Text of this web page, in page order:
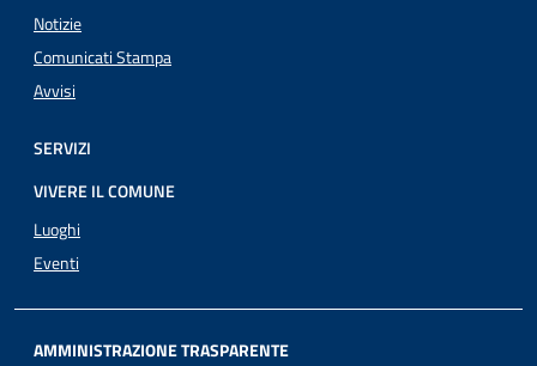
Notizie
Comunicati Stampa
Avvisi
SERVIZI
VIVERE IL COMUNE
Luoghi
Eventi
AMMINISTRAZIONE TRASPARENTE